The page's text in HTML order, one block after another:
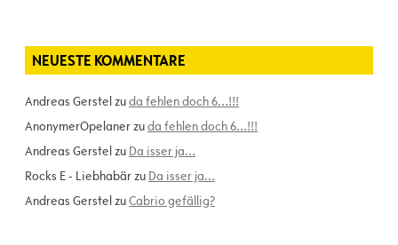
NEUESTE KOMMENTARE
Andreas Gerstelzuda fehlen doch 6…!!!
AnonymerOpelanerzuda fehlen doch 6…!!!
Andreas Gerstelzu Da isser ja…
Rocks E - Liebhabärzu Da isser ja…
Andreas GerstelzuCabrio gefällig?